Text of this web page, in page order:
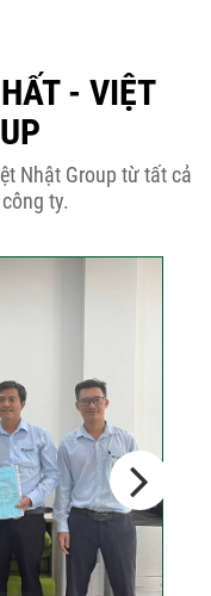
- VIỆT
Nhật Group từ tất cả
ty.